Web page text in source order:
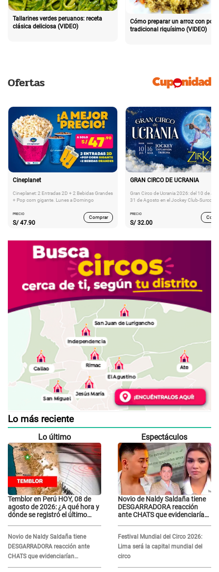
Tallarines verdes peruanos: receta
clásica deliciosa (VIDEO)
Cómo preparar un arroz con pollo
tradicional riquísimo (VIDEO)
Ofertas
Cineplanet
Cineplanet: 2 Entradas 2D + 2 Bebidas Grandes
+ Pop corn gigante. Lunes a Domingo
PRECIO
S/ 47.90
Comprar
GRAN CIRCO DE UCRANIA
Gran Circo de Ucrania 2026: del 10 de
31 de Agosto en el Jockey Club-Surco
PRECIO
S/ 32.00
Lo más reciente
Lo último
Temblor en Perú HOY, 08 de
agosto de 2026: ¿A qué hora y
dónde se registró el último
Novio de Naldy Saldaña tiene
DESGARRADORA reacción ante
CHATS que evidenciarían
INFIDELIDAD con animador de 'La
Espectáculos
Novio de Naldy Saldaña tiene
DESGARRADORA reacción
ante CHATS que evidenciarían
Festival Mundial del Circo 2026:
Lima será la capital mundial del
circo